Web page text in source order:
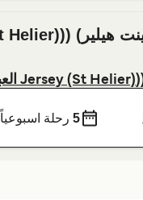
5 رحلة اسبوعياً